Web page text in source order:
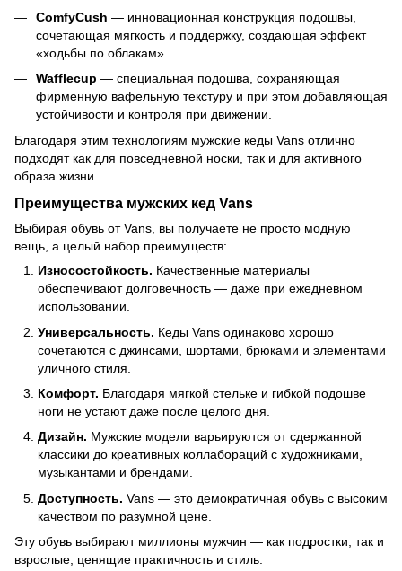
ComfyCush — инновационная конструкция подошвы,
сочетающая мягкость и поддержку, создающая эффект
«ходьбы по облакам».
Wafflecup — специальная подошва, сохраняющая
фирменную вафельную текстуру и при этом добавляющая
устойчивости и контроля при движении.
Благодаря этим технологиям мужские кеды Vans отлично
подходят как для повседневной носки, так и для активного
образа жизни.
Преимущества мужских кед Vans
Выбирая обувь от Vans, вы получаете не просто модную
вещь, а целый набор преимуществ:
Износостойкость. Качественные материалы
обеспечивают долговечность — даже при ежедневном
использовании.
Универсальность. Кеды Vans одинаково хорошо
сочетаются с джинсами, шортами, брюками и элементами
уличного стиля.
Комфорт. Благодаря мягкой стельке и гибкой подошве
ноги не устают даже после целого дня.
Дизайн. Мужские модели варьируются от сдержанной
классики до креативных коллабораций с художниками,
музыкантами и брендами.
Доступность. Vans — это демократичная обувь с высоким
качеством по разумной цене.
Эту обувь выбирают миллионы мужчин — как подростки, так и
взрослые, ценящие практичность и стиль.